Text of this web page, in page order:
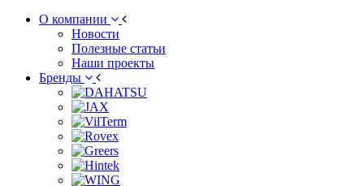
О компании
Новости
Полезные статьи
Наши проекты
Бренды